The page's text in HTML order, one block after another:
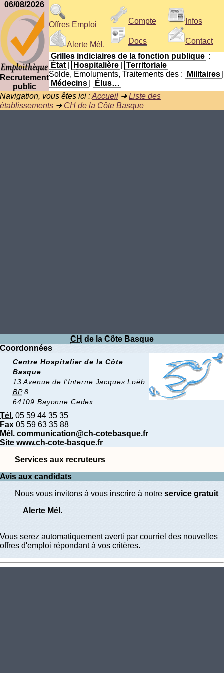
06/08/2026
Recrutement
public
Offres Emploi
Alerte Mél.
Compte
Docs
Infos
Contact
Grilles indiciaires de la fonction publique :
État
Hospitalière
Territoriale
Solde, Émoluments, Traitements des :
Militaires
Médecins
Élus…
Navigation, vous êtes ici :Accueil ➜Liste des
établissements ➜ CH de la Côte Basque
CH de la Côte Basque
Coordonnées
Centre Hospitalier de la Côte
Basque
13 Avenue de l'Interne Jacques Loëb
BP8
64109 Bayonne Cedex
Tél. 05 59 44 35 35
Fax 05 59 63 35 88
Mél. communication@ch-cotebasque.fr
Site www.ch-cote-basque.fr
Services aux recruteurs
Avis aux candidats
Nous vous invitons à vous inscrire à notre service gratuit
Alerte Mél.
Vous serez automatiquement averti par courriel des nouvelles
offres d'emploi répondant à vos critères.